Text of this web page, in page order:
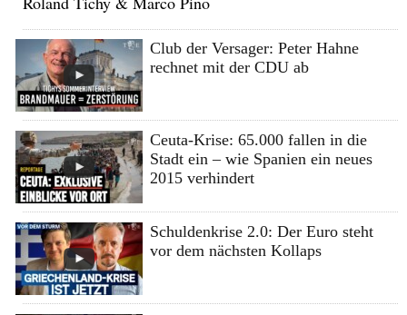
Club der Versager: Peter Hahne
rechnet mit der CDU ab
Ceuta-Krise: 65.000 fallen in die
Stadt ein – wie Spanien ein neues
2015 verhindert
Schuldenkrise 2.0: Der Euro steht
vor dem nächsten Kollaps